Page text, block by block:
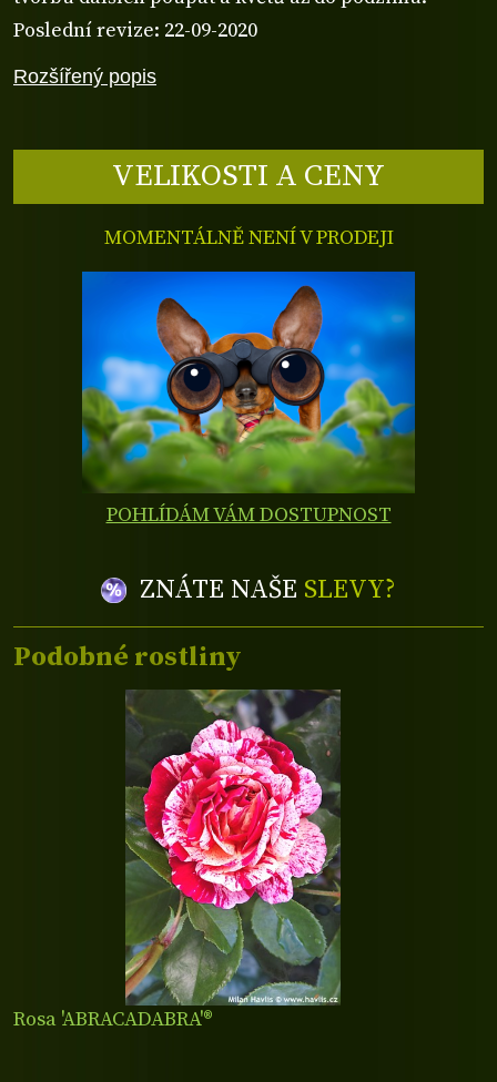
Rozšířený popis
Poslední revize: 22-09-2020
VELIKOSTI A CENY
MOMENTÁLNĚ NENÍ V PRODEJI
POHLÍDÁM VÁM DOSTUPNOST
ZNÁTE NAŠE SLEVY?
Podobné rostliny
Rosa 'ABRACADABRA'®